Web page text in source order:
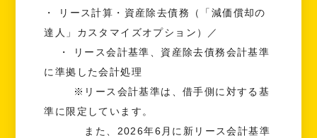
・ リース計算・資産除去債務（「減価償却の
達人」カスタマイズオプション）／
・ リース会計基準、資産除去債務会計基準
に準拠した会計処理
※リース会計基準は、借手側に対する基
準に限定しています。
また、2026年6月に新リース会計基準